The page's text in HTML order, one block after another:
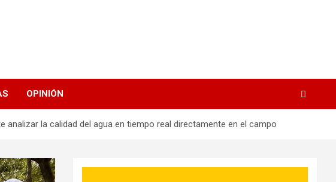
OPINIÓN
la calidad del agua en tiempo real directamente en el campo